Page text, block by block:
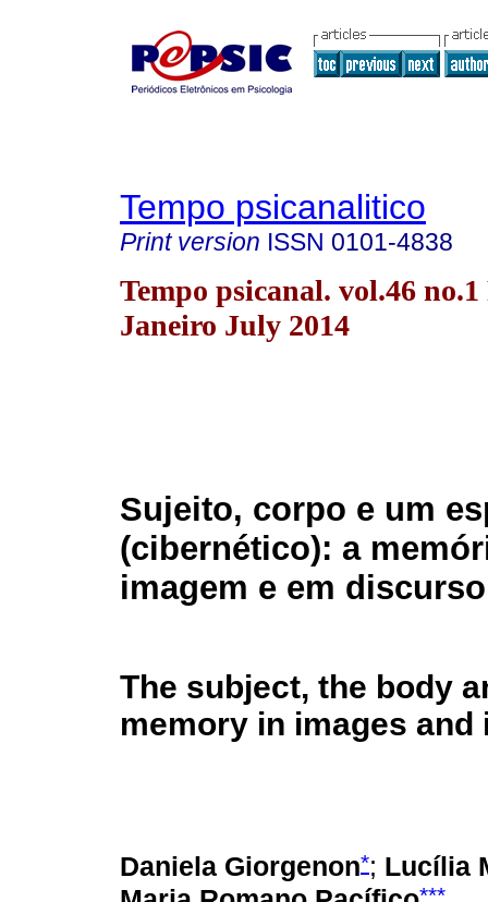
Tempo psicanalitico
Print version ISSN 0101-4838
Tempo psicanal. vol.46 no.1
Janeiro July 2014
Sujeito, corpo e um
(cibernético): a
imagem e em discurso
The subject, the body
memory in images
Daniela Giorgenon*; Lucília
***